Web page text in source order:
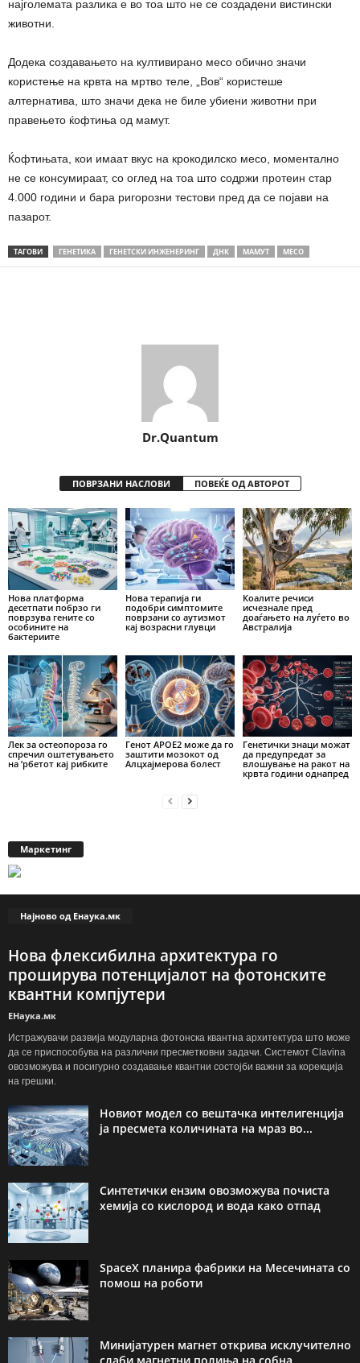
најголемата разлика е во тоа што не се создадени вистински
животни.
Додека создавањето на култивирано месо обично значи
користење на крвта на мртво теле, „Вов“ користеше
алтернатива, што значи дека не биле убиени животни при
правењето ќофтиња од мамут.
Ќофтињата, кои имаат вкус на крокодилско месо, моментално
не се консумираат, со оглед на тоа што содржи протеин стар
4.000 години и бара ригорозни тестови пред да се појави на
пазарот.
ТАГОВИ ГЕНЕТИКА ГЕНЕТСКИ ИНЖЕНЕРИНГ ДНК МАМУТ МЕСО
Dr.Quantum
ПОВРЗАНИ НАСЛОВИ ПОВЕЌЕ ОД АВТОРОТ
Нова платформа
десетпати побрзо ги
поврзува гените со
особините на
бактериите
Нова терапија ги
подобри симптомите
поврзани со аутизмот
кај возрасни глувци
Коалите речиси
исчезнале пред
доаѓањето на луѓето во
Австралија
Лек за остеопороза го
спречил оштетувањето
на ’рбетот кај рибките
Генот APOE2 може да го
заштити мозокот од
Алцхајмерова болест
Генетички знаци можат
да предупредат за
влошување на ракот на
крвта години однапред
Маркетинг
Најново од Енаука.мк
Нова флексибилна архитектура го
проширува потенцијалот на фотонските
квантни компјутери
ЕНаука.мк
Истражувачи развија модуларна фотонска квантна архитектура што може
да се приспособува на различни пресметковни задачи. Системот Clavina
овозможува и посигурно создавање квантни состојби важни за корекција
на грешки.
Новиот модел со вештачка интелигенција
ја пресмета количината на мраз во...
Синтетички ензим овозможува почиста
хемија со кислород и вода како отпад
SpaceX планира фабрики на Месечината со
помош на роботи
Минијатурен магнет открива исклучително